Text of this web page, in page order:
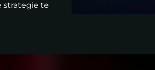
strategie te